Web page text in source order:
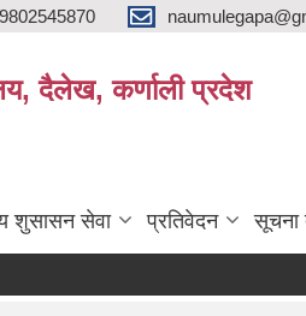
दैलेख, कर्णाली प्रदेश
शुसासन सेवा प्रतिवेदन सूचना